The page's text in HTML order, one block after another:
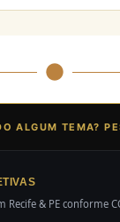
ALGUM TEMA?
Recife & PE conforme